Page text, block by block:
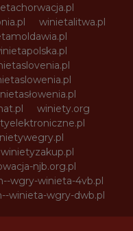
winietalitwa.pl
winiety.org
winietyzakup.pl
njb.org.pl
wgry-winieta-4vb.pl
winieta-wgry-dwb.pl